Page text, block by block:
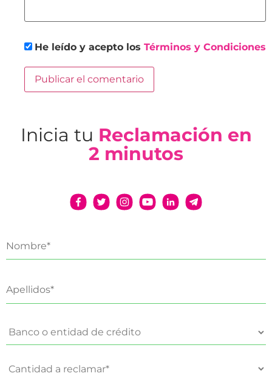
He leído y acepto los Términos y Condiciones
Inicia tu Reclamación en
2 minutos